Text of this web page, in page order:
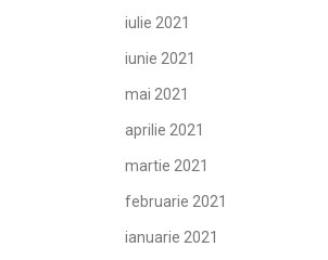
iulie 2021
iunie 2021
mai 2021
aprilie 2021
martie 2021
februarie 2021
ianuarie 2021